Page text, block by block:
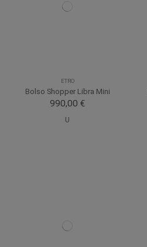
ETRO
Bolso Shopper Libra Mini
990,00 €
U